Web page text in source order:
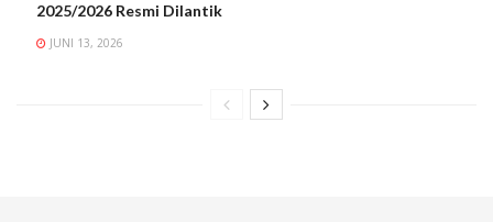
2025/2026 Resmi Dilantik
JUNI 13, 2026